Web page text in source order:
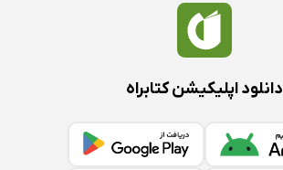
دانلود اپلیکیشن کتابراه